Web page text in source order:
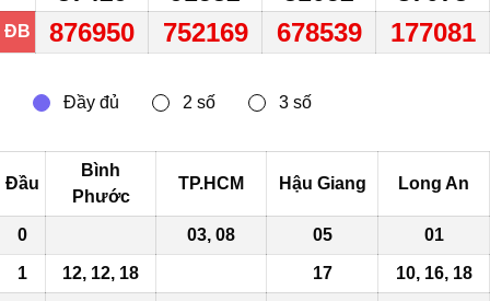
ĐB 876950 752169 678539 177081
Đầu
Bình
Phước
TP.HCM Hậu Giang Long An
0 03, 08 05 01
1 12, 12, 18 17 10, 16, 18